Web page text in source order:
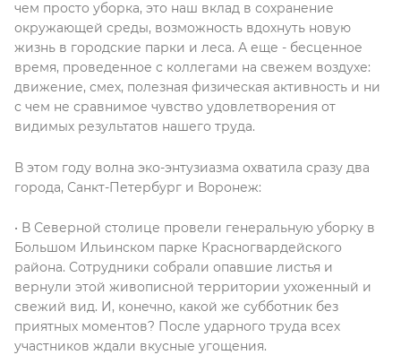
чем просто уборка, это наш вклад в сохранение
окружающей среды, возможность вдохнуть новую
жизнь в городские парки и леса. А еще - бесценное
время, проведенное с коллегами на свежем воздухе:
движение, смех, полезная физическая активность и ни
с чем не сравнимое чувство удовлетворения от
видимых результатов нашего труда.
В этом году волна эко-энтузиазма охватила сразу два
города, Санкт-Петербург и Воронеж:
• В Северной столице провели генеральную уборку в
Большом Ильинском парке Красногвардейского
района. Сотрудники собрали опавшие листья и
вернули этой живописной территории ухоженный и
свежий вид. И, конечно, какой же субботник без
приятных моментов? После ударного труда всех
участников ждали вкусные угощения.